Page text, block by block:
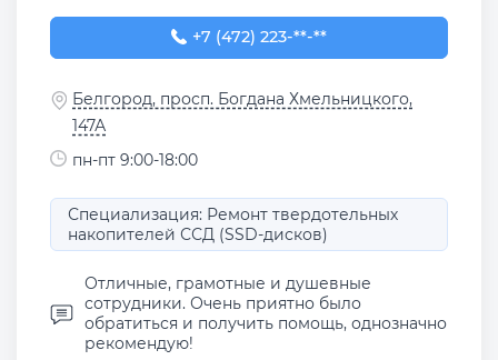
+7 (472) 223-18-88
+7 (472) 223-**-**
Белгород, просп. Богдана Хмельницкого,
147А
пн-пт 9:00-18:00
Специализация: Ремонт твердотельных
накопителей ССД (SSD-дисков)
Отличные, грамотные и душевные
сотрудники. Очень приятно было
обратиться и получить помощь, однозначно
рекомендую!